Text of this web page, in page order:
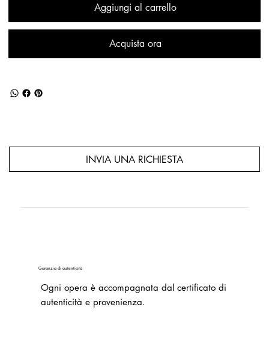
Aggiungi al carrello
Acquista ora
INVIA UNA RICHIESTA
Garanzia di autenticità
Ogni opera è accompagnata dal certificato di
autenticità e provenienza.